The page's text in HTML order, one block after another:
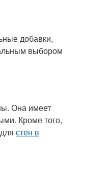
добавки,
выбором
Она имеет
Кроме того,
стен в